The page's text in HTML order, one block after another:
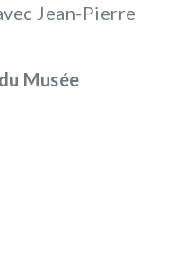
Jean-Pierre
Musée